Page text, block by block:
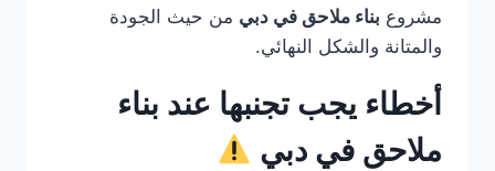
مشروع بناء ملاحق في دبي من حيث الجودة
والمتانة والشكل النهائي.
أخطاء يجب تجنبها عند بناء
ملاحق في دبي